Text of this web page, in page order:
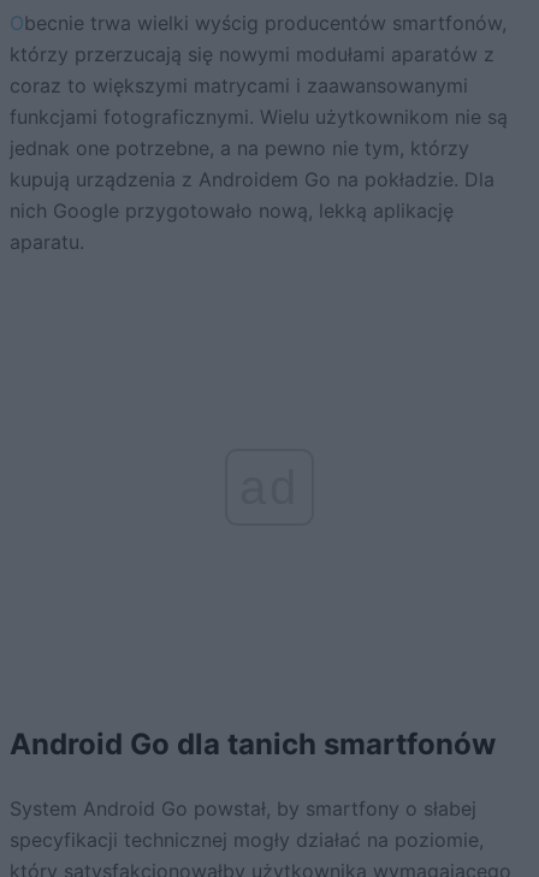
Obecnie trwa wielki wyścig producentów smartfonów,
którzy przerzucają się nowymi modułami aparatów z
coraz to większymi matrycami i zaawansowanymi
funkcjami fotograficznymi. Wielu użytkownikom nie są
jednak one potrzebne, a na pewno nie tym, którzy
kupują urządzenia z Androidem Go na pokładzie. Dla
nich Google przygotowało nową, lekką aplikację
aparatu.
Android Go dla tanich smartfonów
System Android Go powstał, by smartfony o słabej
specyfikacji technicznej mogły działać na poziomie,
który satysfakcjonowałby użytkownika wymagającego